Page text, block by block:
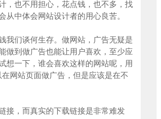
，也不用担心，花点钱，也不多，找
从中体会网站设计者的用心良苦。
们谈何生存。做网站，广告无疑是
做到做广告也能让用户喜欢，至少应
想一下，谁会喜欢这样的网站呢，用
网站页面做广告，但是应该是在不
，而真实的下载链接是非常难发